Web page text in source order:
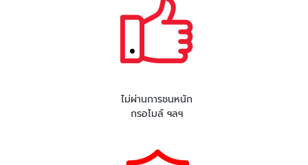
ไม่ผ่านการชนหนัก
กรอไมล์ ฯลฯ